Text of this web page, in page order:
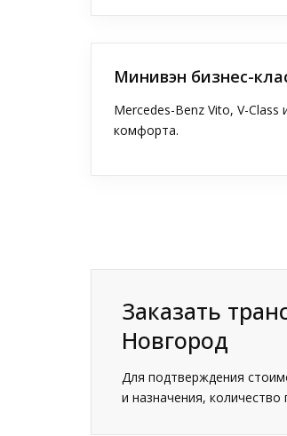
Минивэн бизнес-
Mercedes-Benz Vito, V-
комфорта.
Заказать
Новгород
Для подтверждения
и назначения,